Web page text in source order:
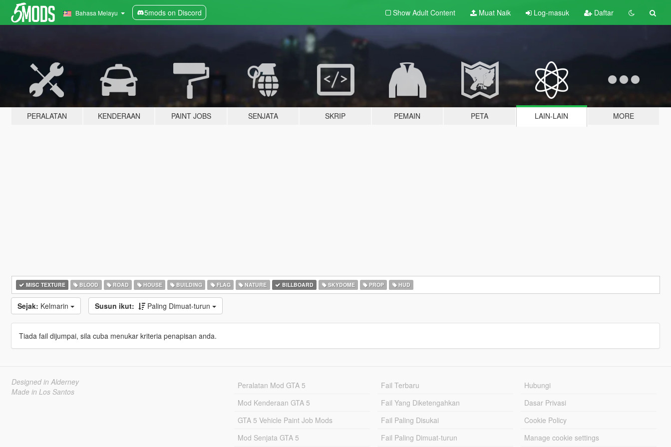
Bahasa Melayu 5mods on Discord Show Adult Content Muat Naik Log-masuk Daftar
PERALATAN KENDERAAN PAINT JOBS SENJATA SKRIP PEMAIN PETA LAIN-LAIN MORE
MISC TEXTURE BLOOD ROAD HOUSE BUILDING FLAG NATURE BILLBOARD SKYDOME PROP HUD
Sejak: Kelmarin Susun ikut: Paling Dimuat-turun
Tiada fail dijumpai, sila cuba menukar kriteria penapisan anda.
Designed in Alderney
Made in Los Santos
Peralatan Mod GTA 5
Mod Kenderaan GTA 5
GTA 5 Vehicle Paint Job Mods
Mod Senjata GTA 5
Fail Terbaru
Fail Yang Diketengahkan
Fail Paling Disukai
Fail Paling Dimuat-turun
Hubungi
Dasar Privasi
Cookie Policy
Manage cookie settings